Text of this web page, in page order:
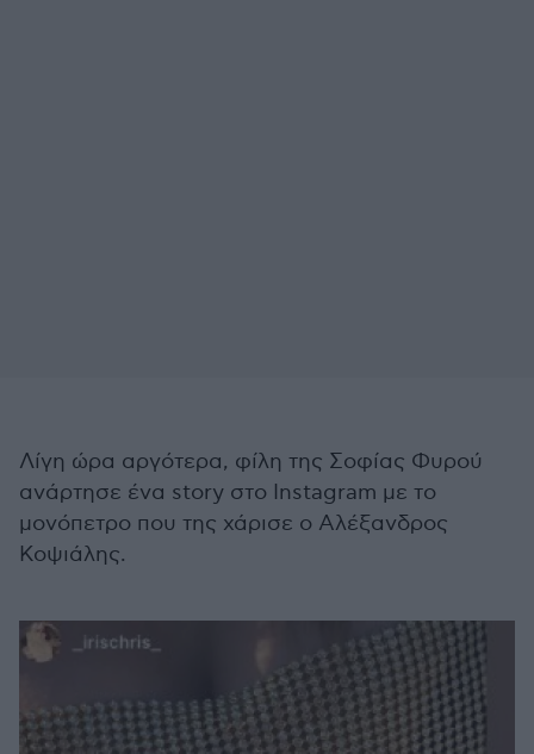
Λίγη ώρα αργότερα, φίλη της Σοφίας Φυρού
ανάρτησε ένα story στο Instagram με το
μονόπετρο που της χάρισε ο Αλέξανδρος
Κοψιάλης.